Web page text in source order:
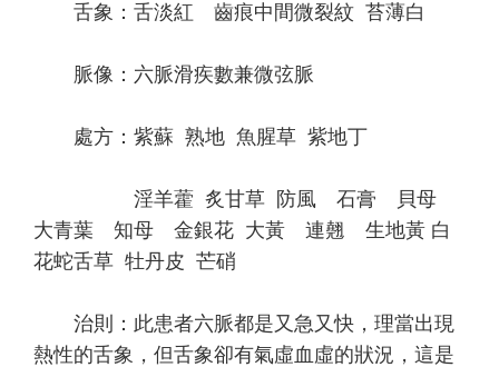
舌象：舌淡紅 齒痕中間微裂紋 苔薄白
脈像：六脈滑疾數兼微弦脈
處方：紫蘇 熟地 魚腥草 紫地丁
淫羊藿 炙甘草 防風 石膏 貝母
大青葉 知母 金銀花 大黃 連翹 生地黃 白
花蛇舌草 牡丹皮 芒硝
治則：此患者六脈都是又急又快，理當出現
熱性的舌象，但舌象卻有氣虛血虛的狀況，這是